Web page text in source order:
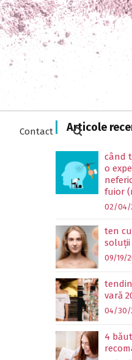
Contact Articole
când
o
fuior
02/04/
ten
soluții
09/19/
vară
04/30/
4